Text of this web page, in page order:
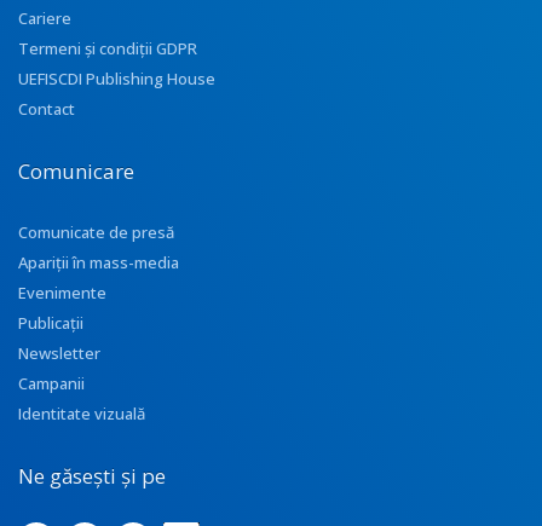
Cariere
Termeni și condiții GDPR
UEFISCDI Publishing House
Contact
Comunicare
Comunicate de presă
Apariţii în mass-media
Evenimente
Publicații
Newsletter
Campanii
Identitate vizuală
Ne găsești și pe